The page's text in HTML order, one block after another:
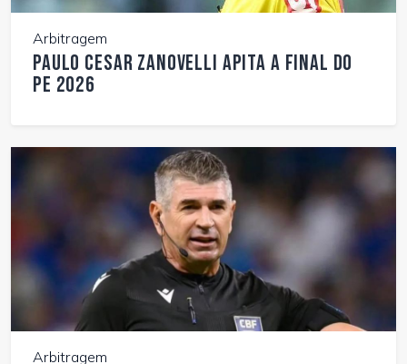
Arbitragem
Paulo Cesar Zanovelli apita a final do
PE 2026
Arbitragem